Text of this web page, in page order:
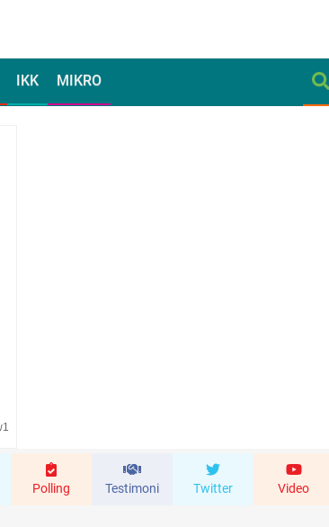
IKK MIKRO
Polling Testimoni Twitter Video